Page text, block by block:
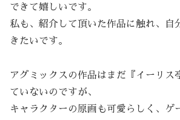
できて嬉しいです。
私も、紹介して頂いた作品に触れ、自
きたいです。
アグミックスの作品はまだ『イーリス
ていないのですが、
キャラクターの原画も可愛らしく、ゲ